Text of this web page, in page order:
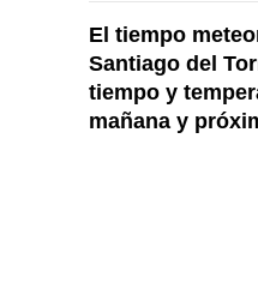
El tiempo
Santiago del
tiempo y
mañana y